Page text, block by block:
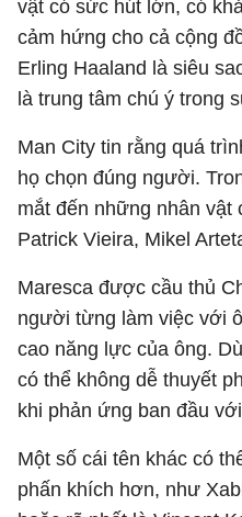
vật có sức hút lớn, có
cảm hứng cho cả cộng
Erling Haaland là siêu
là trung tâm chú ý trong
Man City tin rằng quá
họ chọn đúng người.
mắt đến những nhân
Patrick Vieira, Mikel
Maresca được cầu thủ
người từng làm việc với
cao năng lực của ông.
có thể không dễ thuyết
khi phản ứng ban đầu
Một số cái tên khác có
phấn khích hơn, như